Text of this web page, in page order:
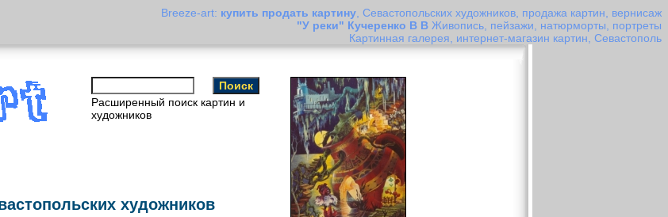
Breeze-art: купить продать картину , Севастопольских художников, продажа картин, вернисаж
"У реки" Кучеренко В В Живопись, пейзажи, натюрморты, портреты
Картинная галерея, интернет-магазин картин, Севастополь
Расширенный поиск картин и
художников
художников